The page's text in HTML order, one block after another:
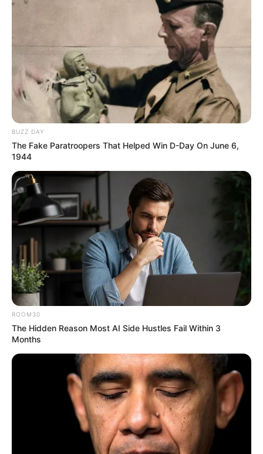
BUZZ DAY
The Fake Paratroopers That Helped Win D-Day On June 6,
1944
ROOM30
The Hidden Reason Most AI Side Hustles Fail Within 3
Months